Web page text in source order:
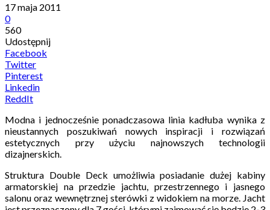
17 maja 2011
0
560
Udostępnij
Facebook
Twitter
Pinterest
Linkedin
ReddIt
Modna i jednocześnie ponadczasowa linia kadłuba wynika z
nieustannych poszukiwań nowych inspiracji i rozwiązań
estetycznych przy użyciu najnowszych technologii
dizajnerskich.
Struktura Double Deck umożliwia posiadanie dużej kabiny
armatorskiej na przedzie jachtu, przestrzennego i jasnego
salonu oraz wewnętrznej sterówki z widokiem na morze. Jacht